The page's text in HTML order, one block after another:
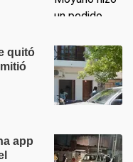
quitó
app